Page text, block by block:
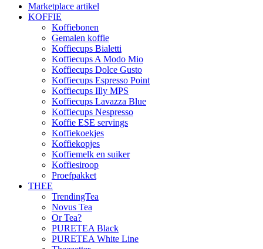
Marketplace artikel
KOFFIE
Koffiebonen
Gemalen koffie
Koffiecups Bialetti
Koffiecups A Modo Mio
Koffiecups Dolce Gusto
Koffiecups Espresso Point
Koffiecups Illy MPS
Koffiecups Lavazza Blue
Koffiecups Nespresso
Koffie ESE servings
Koffiekoekjes
Koffiekopjes
Koffiemelk en suiker
Koffiesiroop
Proefpakket
THEE
TrendingTea
Novus Tea
Or Tea?
PURETEA Black
PURETEA White Line